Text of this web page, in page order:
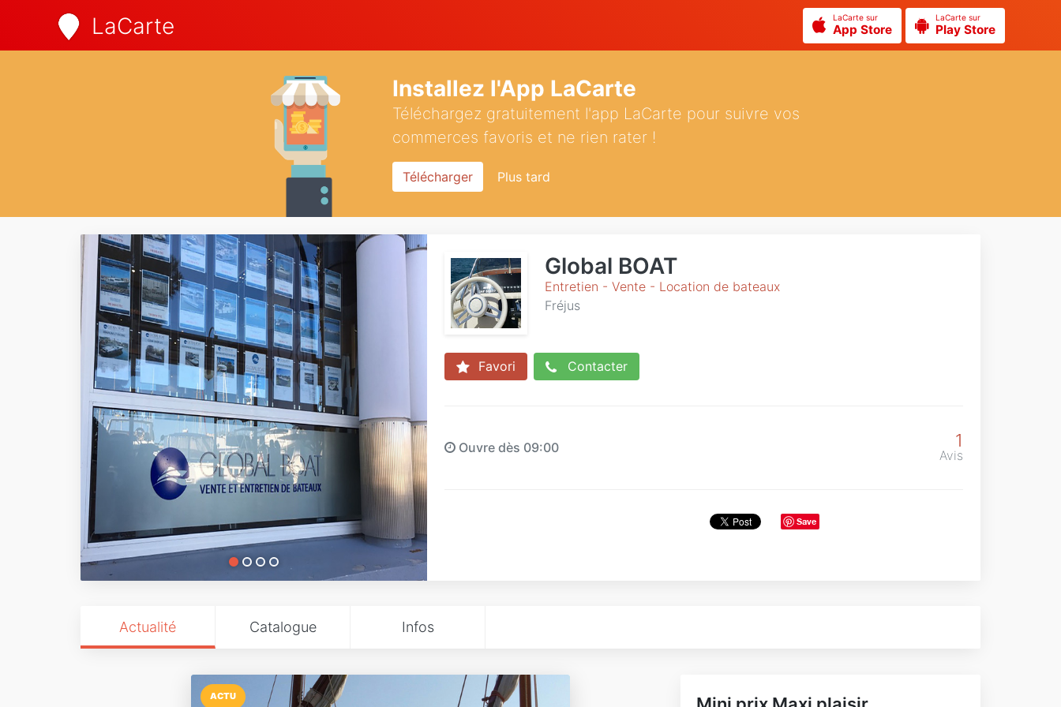
LaCarte LaCarte sur
App Store
LaCarte sur
Play Store
Installez l'App LaCarte
Téléchargez gratuitement l'app LaCarte pour suivre vos
commerces favoris et ne rien rater !
Télécharger Plus tard
Global BOAT
Entretien - Vente - Location de bateaux
Fréjus
Favori Contacter
Ouvre dès 09:00 1
Avis
Save
Actualité Catalogue Infos
ACTU